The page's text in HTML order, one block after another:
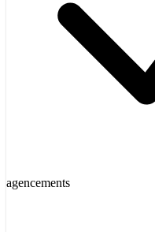
agencements